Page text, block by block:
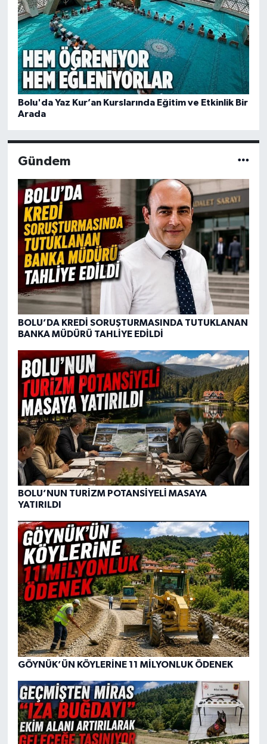
Bolu'da Yaz Kur’an Kurslarında Eğitim ve Etkinlik Bir
Arada
Gündem
BOLU’DA KREDİ SORUŞTURMASINDA TUTUKLANAN
BANKA MÜDÜRÜ TAHLİYE EDİLDİ
BOLU’NUN TURİZM POTANSİYELİ MASAYA
YATIRILDI
GÖYNÜK’ÜN KÖYLERİNE 11 MİLYONLUK ÖDENEK